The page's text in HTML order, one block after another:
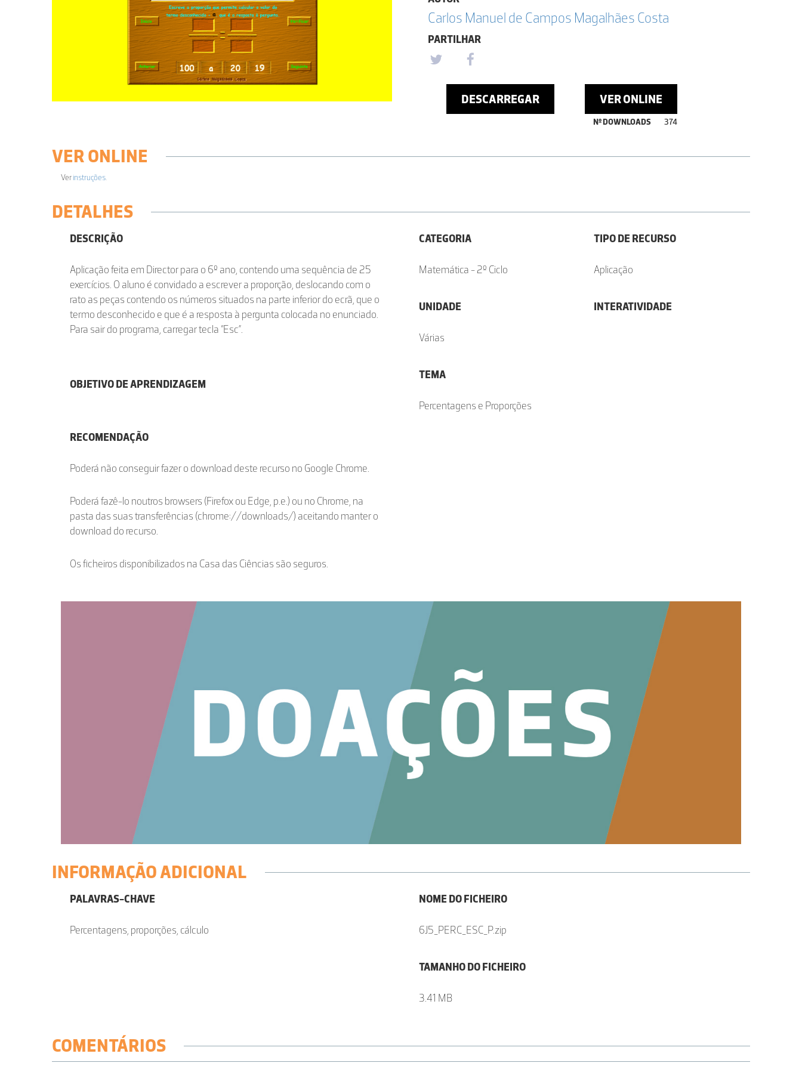
Carlos Manuel de Campos Magalhães Costa
PARTILHAR
DESCARREGAR VER ONLINE
Nº DOWNLOADS 374
VER ONLINE
Verinstruções.
DETALHES
DESCRIÇÃO
Aplicação feita em Director para o 6º ano, contendo uma sequência de 25
exercícios. O aluno é convidado a escrever a proporção, deslocando com o
rato as peças contendo os números situados na parte inferior do ecrã, que o
termo desconhecido e que é a resposta à pergunta colocada no enunciado.
Para sair do programa, carregar tecla “Esc”.
OBJETIVO DE APRENDIZAGEM
RECOMENDAÇÃO
Poderá não conseguir fazer o download deste recurso no Google Chrome.
Poderá fazê-lo noutros browsers (Firefox ou Edge, p.e.) ou no Chrome, na
pasta das suas transferências (chrome://downloads/) aceitando manter o
download do recurso.
Os ficheiros disponibilizados na Casa das Ciências são seguros.
CATEGORIA
Matemática - 2º Ciclo
UNIDADE
Várias
TEMA
Percentagens e Proporções
TIPO DE RECURSO
Aplicação
INTERATIVIDADE
INFORMAÇÃO ADICIONAL
PALAVRAS-CHAVE
Percentagens, proporções, cálculo
NOME DO FICHEIRO
6J5_PERC_ESC_P.zip
TAMANHO DO FICHEIRO
3.41 MB
COMENTÁRIOS